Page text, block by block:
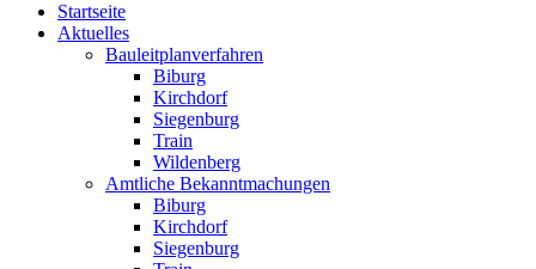
Startseite
Aktuelles
Bauleitplanverfahren
Biburg
Kirchdorf
Siegenburg
Train
Wildenberg
Amtliche Bekanntmachungen
Biburg
Kirchdorf
Siegenburg